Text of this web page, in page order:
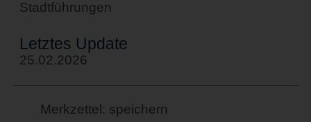
Stadtführungen
Letztes Update
25.02.2026
Merkzettel: speichern